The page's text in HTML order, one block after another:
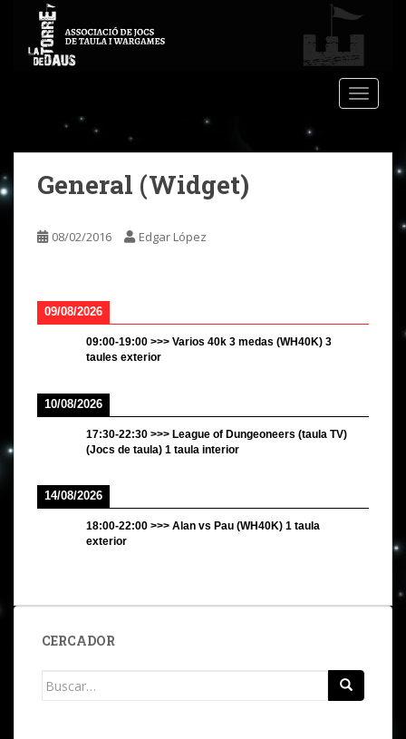
i
n
General (Widget)
08/02/2016 Edgar López
09/08/2026
09:00-19:00 >>> Varios 40k 3 medas (WH40K) 3
taules exterior
10/08/2026
17:30-22:30 >>> League of Dungeoneers (taula TV)
(Jocs de taula) 1 taula interior
14/08/2026
18:00-22:00 >>> Alan vs Pau (WH40K) 1 taula
exterior
CERCADOR
Buscar: